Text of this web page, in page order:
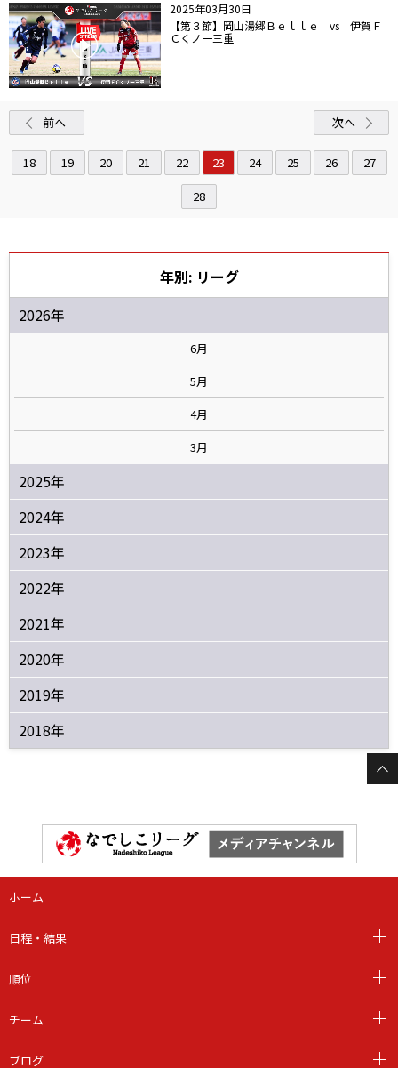
2025年03月30日
【第３節】岡山湯郷Ｂｅｌｌｅ vs 伊賀Ｆ
Ｃくノ一三重
前へ
18 19 20 21 22 23 24 25 26
27
28
次へ
年別: リーグ
2026年
6月
5月
4月
3月
2025年
2024年
2023年
2022年
2021年
2020年
2019年
2018年
ホーム
日程・結果
順位
チーム
ブログ